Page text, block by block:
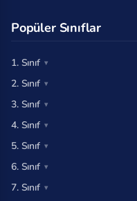
Popüler Sınıflar
1. Sınıf
2. Sınıf
3. Sınıf
4. Sınıf
5. Sınıf
6. Sınıf
7. Sınıf